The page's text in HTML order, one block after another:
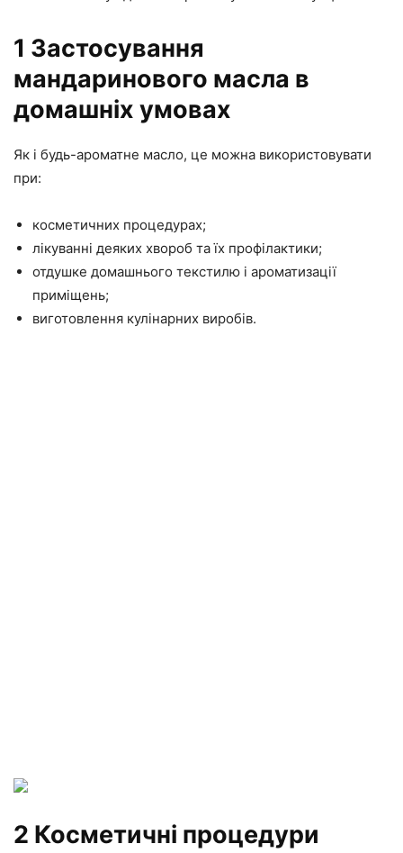
1 Застосування
мандаринового масла в
домашніх умовах
Як і будь-ароматне масло, це можна використовувати
при:
косметичних процедурах;
лікуванні деяких хвороб та їх профілактики;
отдушке домашнього текстилю і ароматизації
приміщень;
виготовлення кулінарних виробів.
2 Косметичні процедури